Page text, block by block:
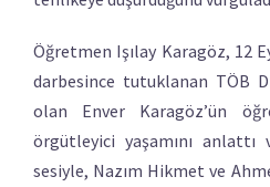
Öğretmen Işılay Karagöz, 12
darbesince tutuklanan TÖB
olan Enver Karagöz’ün
örgütleyici yaşamını
sesiyle, Nazım Hikmet ve